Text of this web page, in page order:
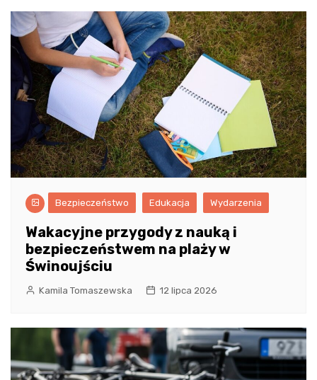
Bezpieczeństwo Edukacja Wydarzenia
Wakacyjne przygody z nauką i
bezpieczeństwem na plaży w
Świnoujściu
Kamila Tomaszewska 12 lipca 2026